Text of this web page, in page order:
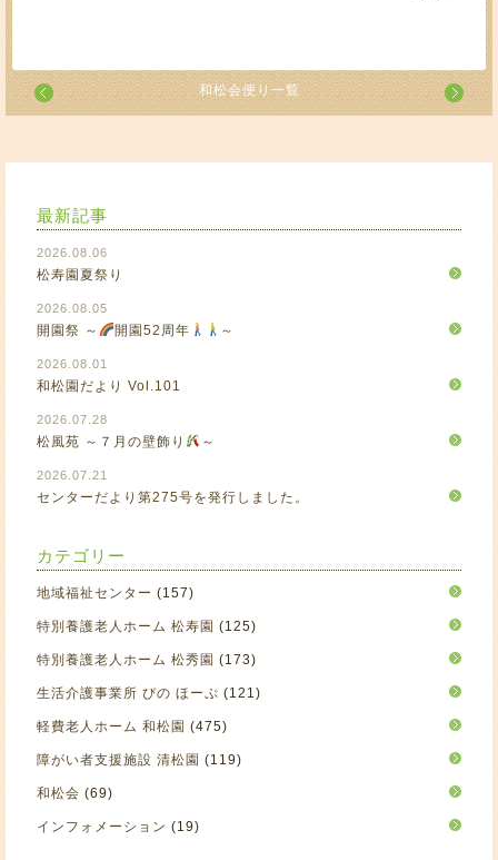
和松会便り一覧
最新記事
2026.08.06
松寿園夏祭り
2026.08.05
開園祭 ～ 開園52周年 ～
2026.08.01
和松園だより Vol.101
2026.07.28
松風苑 ～７月の壁飾り ～
2026.07.21
センターだより第275号を発行しました。
カテゴリー
地域福祉センター (157)
特別養護老人ホーム 松寿園 (125)
特別養護老人ホーム 松秀園 (173)
生活介護事業所 ぴの ほーぷ (121)
軽費老人ホーム 和松園 (475)
障がい者支援施設 清松園 (119)
和松会 (69)
インフォメーション (19)